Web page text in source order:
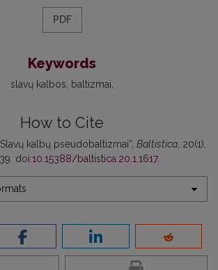
PDF
Keywords
slavų kalbos baltizmai
How to Cite
kalbų pseudobaltizmai”, Baltistica, 20(1),
doi:10.15388/baltistica.20.1.1617.